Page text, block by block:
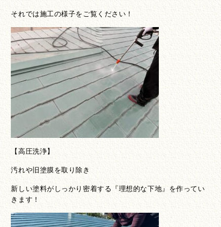
それでは施工の様子をご覧ください！
【高圧洗浄】
汚れや旧塗膜を取り除き
新しい塗料がしっかり密着する『理想的な下地』を作ってい
きます！